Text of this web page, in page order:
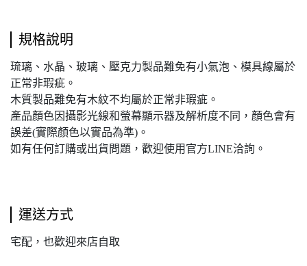
規格說明
琉璃、水晶、玻璃、壓克力製品難免有小氣泡、模具線屬於
正常非瑕疵。
木質製品難免有木紋不均屬於正常非瑕疵。
產品顏色因攝影光線和螢幕顯示器及解析度不同，顏色會有
誤差(實際顏色以實品為準)。
如有任何訂購或出貨問題，歡迎使用官方LINE洽詢。
運送方式
宅配，也歡迎來店自取